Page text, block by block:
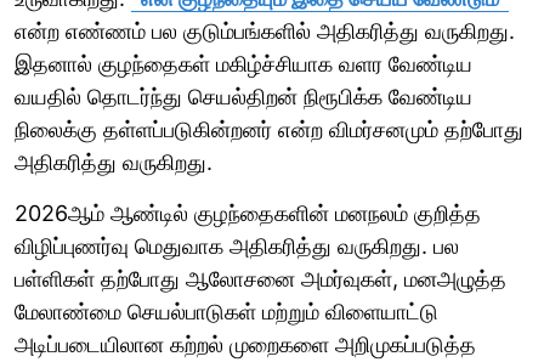
என்ற எண்ணம் பல குடும்பங்களில் அதிகரித்து வருகிறது.
இதனால் குழந்தைகள் மகிழ்ச்சியாக வளர வேண்டிய
வயதில் தொடர்ந்து செயல்திறன் நிரூபிக்க வேண்டிய
நிலைக்கு தள்ளப்படுகின்றனர் என்ற விமர்சனமும் தற்போது
அதிகரித்து வருகிறது.
2026ஆம் ஆண்டில் குழந்தைகளின் மனநலம் குறித்த
விழிப்புணர்வு மெதுவாக அதிகரித்து வருகிறது. பல
பள்ளிகள் தற்போது ஆலோசனை அமர்வுகள், மனஅழுத்த
மேலாண்மை செயல்பாடுகள் மற்றும் விளையாட்டு
அடிப்படையிலான கற்றல் முறைகளை அறிமுகப்படுத்த